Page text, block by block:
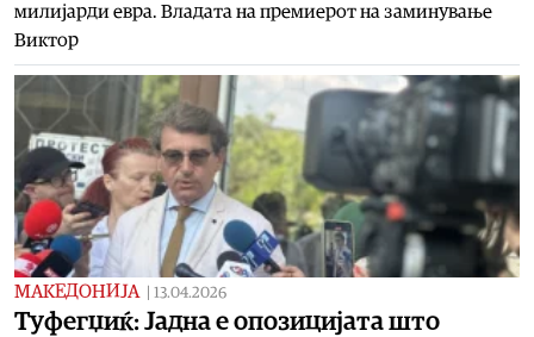
милијарди евра. Владата на премиерот на заминување
Виктор
МАКЕДОНИЈА 13.04.2026
Туфегџиќ: Јадна е опозицијата што